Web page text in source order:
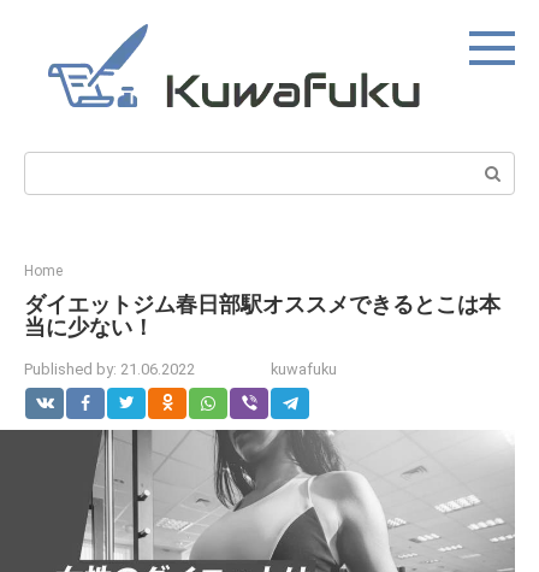
content
Search:
Home
ダイエットジム春日部駅オススメできるとこは本
当に少ない！
Published by: 21.06.2022 kuwafuku